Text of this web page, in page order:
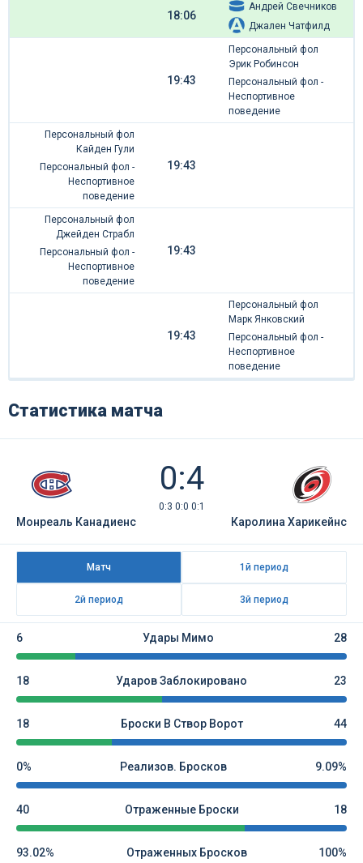
18:06
Андрей Свечников
Джален Чатфилд
19:43
Персональный фол
Эрик Робинсон
Персональный фол -
Неспортивное
поведение
Персональный фол
Кайден Гули
Персональный фол -
Неспортивное
поведение
19:43
Персональный фол
Джейден Страбл
Персональный фол -
Неспортивное
поведение
19:43
19:43
Персональный фол
Марк Янковский
Персональный фол -
Неспортивное
поведение
Статистика матча
0:4
0:3 0:0 0:1
Монреаль Канадиенс Каролина Харикейнс
Матч 1й период
2й период 3й период
6 Удары Мимо 28
18 Ударов Заблокировано 23
18 Броски В Створ Ворот 44
0% Реализов. Бросков 9.09%
40 Отраженные Броски 18
93.02% Отраженных Бросков 100%